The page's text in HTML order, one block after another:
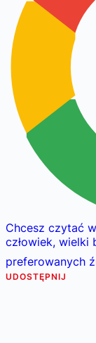
Chcesz czytać
człowiek, wielki
preferowanych
UDOSTĘPNIJ